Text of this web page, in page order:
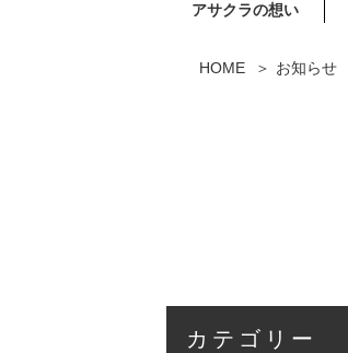
アサクラの想い
HOME お知らせ
カテゴリー